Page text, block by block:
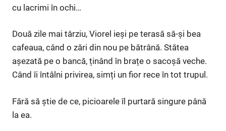
cu lacrimi în ochi…
Două zile mai târziu, Viorel ieși pe terasă să-și bea
cafeaua, când o zări din nou pe bătrână. Stătea
așezată pe o bancă, ținând în brațe o sacoșă veche.
Când îi întâlni privirea, simți un fior rece în tot trupul.
Fără să știe de ce, picioarele îl purtară singure până
la ea.